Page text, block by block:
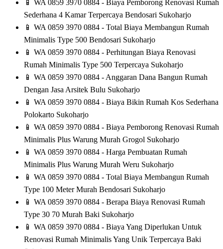
📱
WA 0859 3970 0884 - Biaya Pemborong Renovasi Rumah
Sederhana 4 Kamar Terpercaya Bendosari Sukoharjo
📱 WA 0859 3970 0884 - Total Biaya Membangun Rumah
Minimalis Type 500 Bendosari Sukoharjo
📱 WA 0859 3970 0884 - Perhitungan Biaya Renovasi
Rumah Minimalis Type 500 Terpercaya Sukoharjo
📱 WA 0859 3970 0884 - Anggaran Dana Bangun Rumah
Dengan Jasa Arsitek Bulu Sukoharjo
📱 WA 0859 3970 0884 - Biaya Bikin Rumah Kos Sederhana
Polokarto Sukoharjo
📱 WA 0859 3970 0884 - Biaya Pemborong Renovasi Rumah
Minimalis Plus Warung Murah Grogol Sukoharjo
📱 WA 0859 3970 0884 - Harga Pembuatan Rumah
Minimalis Plus Warung Murah Weru Sukoharjo
📱 WA 0859 3970 0884 - Total Biaya Membangun Rumah
Type 100 Meter Murah Bendosari Sukoharjo
📱 WA 0859 3970 0884 - Berapa Biaya Renovasi Rumah
Type 30 70 Murah Baki Sukoharjo
📱 WA 0859 3970 0884 - Biaya Yang Diperlukan Untuk
Renovasi Rumah Minimalis Yang Unik Terpercaya Baki